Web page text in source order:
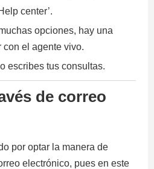
center’.
opciones, hay una
el agente vivo.
escribes tus consultas.
de correo
por optar la manera de
electrónico, pues en este